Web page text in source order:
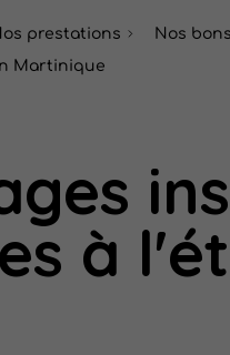
prestations Nos
Martinique
à